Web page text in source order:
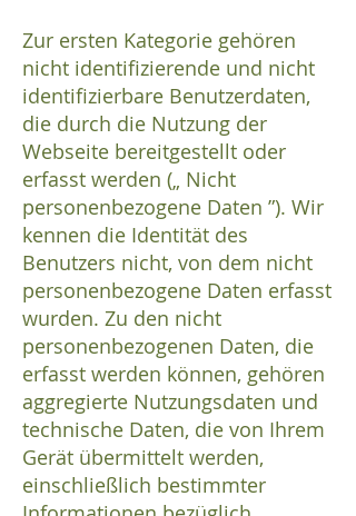
Zur ersten Kategorie gehören
nicht identifizierende und nicht
identifizierbare Benutzerdaten,
die durch die Nutzung der
Webseite bereitgestellt oder
erfasst werden („ Nicht
personenbezogene Daten ”). Wir
kennen die Identität des
Benutzers nicht, von dem nicht
personenbezogene Daten erfasst
wurden. Zu den nicht
personenbezogenen Daten, die
erfasst werden können, gehören
aggregierte Nutzungsdaten und
technische Daten, die von Ihrem
Gerät übermittelt werden,
einschließlich bestimmter